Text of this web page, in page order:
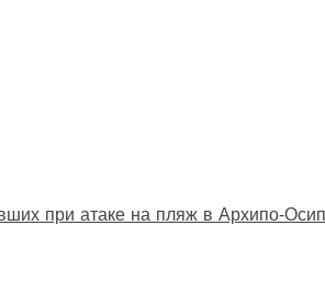
при атаке на пляж в